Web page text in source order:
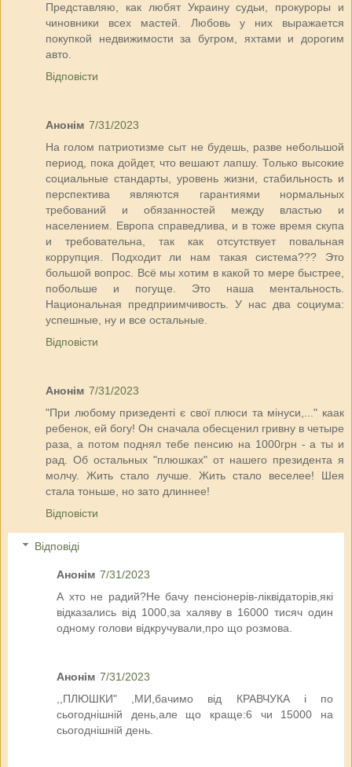
Представляю, как любят Украину судьи, прокуроры и
чиновники всех мастей. Любовь у них выражается
покупкой недвижимости за бугром, яхтами и дорогим
авто.
Відповісти
Анонім 7/31/2023
На голом патриотизме сыт не будешь, разве небольшой
период, пока дойдет, что вешают лапшу. Только высокие
социальные стандарты, уровень жизни, стабильность и
перспектива являются гарантиями нормальных
требований и обязанностей между властью и
населением. Европа справедлива, и в тоже время скупа
и требовательна, так как отсутствует повальная
коррупция. Подходит ли нам такая система??? Это
большой вопрос. Всё мы хотим в какой то мере быстрее,
побольше и погуще. Это наша ментальность.
Национальная предприимчивость. У нас два социума:
успешные, ну и все остальные.
Відповісти
Анонім 7/31/2023
"При любому призеденті є свої плюси та мінуси,..." каак
ребенок, ей богу! Он сначала обесценил гривну в четыре
раза, а потом поднял тебе пенсию на 1000грн - а ты и
рад. Об остальных "плюшках" от нашего президента я
молчу. Жить стало лучше. Жить стало веселее! Шея
стала тоньше, но зато длиннее!
Відповісти
Відповіді
Анонім 7/31/2023
А хто не радий?Не бачу пенсіонерів-ліквідаторів,які
відказались від 1000,за халяву в 16000 тисяч один
одному голови відкручували,про що розмова.
Анонім 7/31/2023
,,ПЛЮШКИ" ,МИ,бачимо від КРАВЧУКА і по
сьогоднішній день,але що краще:6 чи 15000 на
сьогоднішній день.